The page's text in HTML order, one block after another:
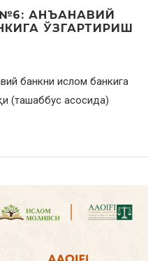
№6: АНЪАНАВИЙ
ЎЗГАРТИРИШ
банкни ислом банкига
(ташаббус асосида)